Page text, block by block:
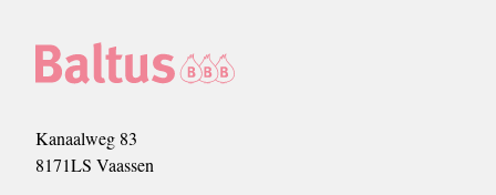
Kanaalweg 83
8171LS Vaassen